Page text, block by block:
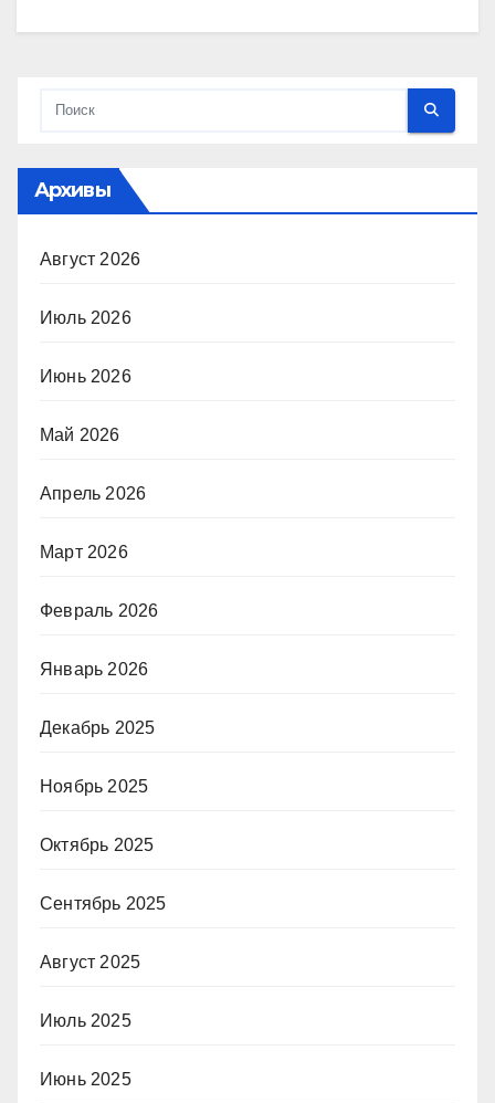
Архивы
Август 2026
Июль 2026
Июнь 2026
Май 2026
Апрель 2026
Март 2026
Февраль 2026
Январь 2026
Декабрь 2025
Ноябрь 2025
Октябрь 2025
Сентябрь 2025
Август 2025
Июль 2025
Июнь 2025